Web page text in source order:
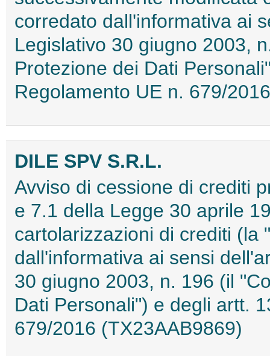
corredato dall'informativa ai
Legislativo 30 giugno 2003,
Protezione dei Dati
Regolamento UE n. 679/
DILE SPV S.R.L.
Avviso di cessione di crediti
e 7.1 della Legge 30 aprile
cartolarizzazioni di crediti (la
dall'informativa ai sensi
30 giugno 2003, n. 196 (il
Dati Personali") e degli artt.
679/2016 (TX23AAB9869)